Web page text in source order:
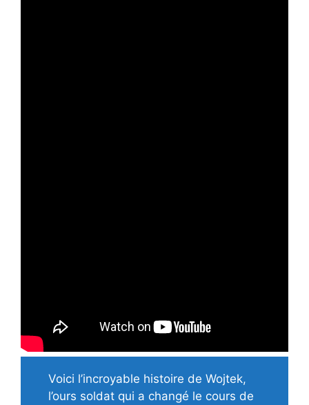
Voici l’incroyable histoire de Wojtek,
l’ours soldat qui a changé le cours de